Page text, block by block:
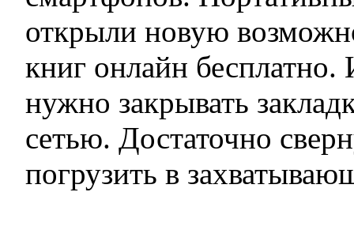
открыли новую
книг онлайн
нужно закрывать
сетью. Достаточно
погрузить в